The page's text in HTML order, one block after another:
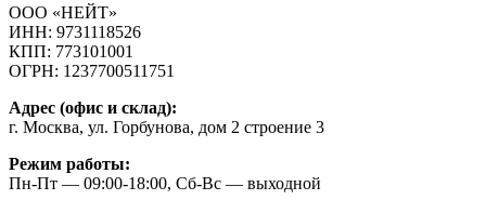
ООО «НЕЙТ»
ИНН: 9731118526
КПП: 773101001
ОГРН: 1237700511751
Адрес (офис и склад):
г. Москва, ул. Горбунова, дом 2 строение 3
Режим работы:
Пн-Пт — 09:00-18:00, Сб-Вс — выходной